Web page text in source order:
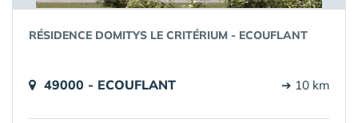
RÉSIDENCE DOMITYS LE CRITÉRIUM - ECOUFLANT
49000 - ECOUFLANT ➔ 10 km